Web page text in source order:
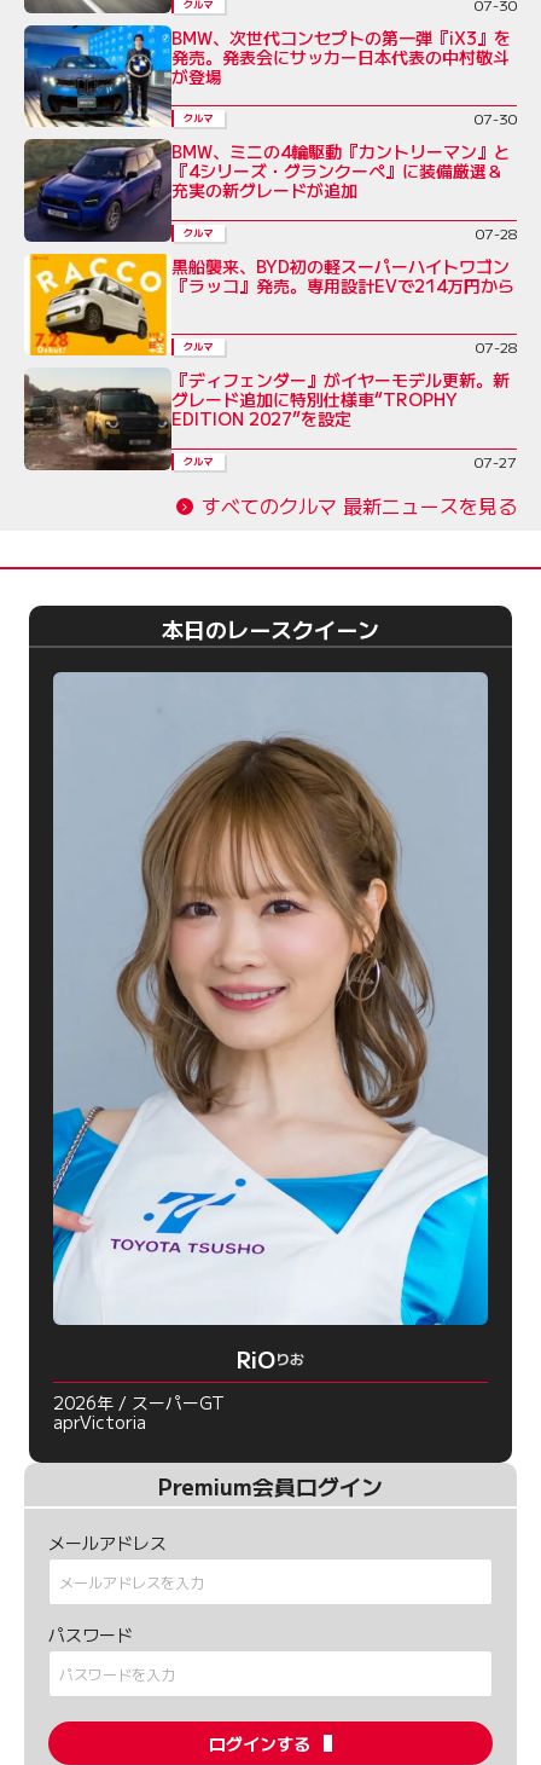
クルマ
BMW、次世代コンセプトの第一弾『iX3』を
発売。発表会にサッカー日本代表の中村敬斗
が登場
クルマ 07-30
BMW、ミニの4輪駆動『カントリーマン』と
『4シリーズ・グランクーペ』に装備厳選＆
充実の新グレードが追加
クルマ 07-28
黒船襲来、BYD初の軽スーパーハイトワゴン
『ラッコ』発売。専用設計EVで214万円から
クルマ 07-28
『ディフェンダー』がイヤーモデル更新。新
グレード追加に特別仕様車“TROPHY
EDITION 2027”を設定
クルマ 07-27
すべてのクルマ 最新ニュースを見る
本日のレースクイーン
RiOりお
2026年 / スーパーGT
aprVictoria
Premium会員ログイン
メールアドレス
パスワード
ログインする